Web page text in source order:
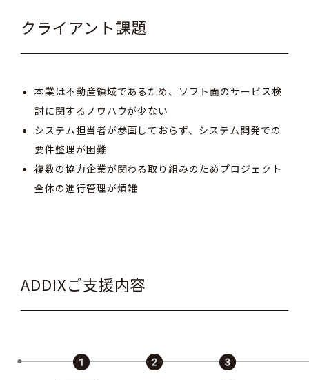
クライアント課題
本業は不動産領域であるため、ソフト面のサービス検
討に関するノウハウが少ない
システム担当者が参画しておらず、システム開発での
要件整理が困難
複数の協力企業が関わる取り組みのためプロジェクト
全体の進行管理が煩雑
ADDIXご支援内容